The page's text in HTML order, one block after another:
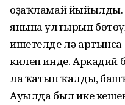
оҙаҡламай
янына ултырып
ишетелде лә артынса
килеп инде.
ла ҡатып ҡалды,
Ауылда был ике